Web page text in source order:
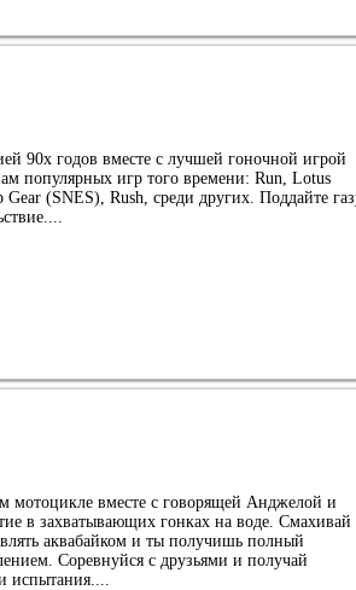
90х годов вместе с лучшей гоночной игрой
популярных игр того времени: Run, Lotus
(SNES), Rush, среди других. Поддайте
мотоцикле вместе с говорящей Анджелой и
в захватывающих гонках на воде. Смахивай
аквабайком и ты получишь полный
Соревнуйся с друзьями и получай
испытания....